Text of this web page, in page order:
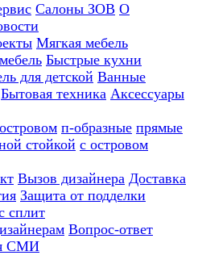
Салоны ЗОВ О
Мягкая мебель
Быстрые кухни
для детской Ванные
Бытовая техника Аксессуары
п-образные прямые
стойкой с островом
Вызов дизайнера Доставка
Защита от подделки
сплит
Вопрос-ответ
СМИ